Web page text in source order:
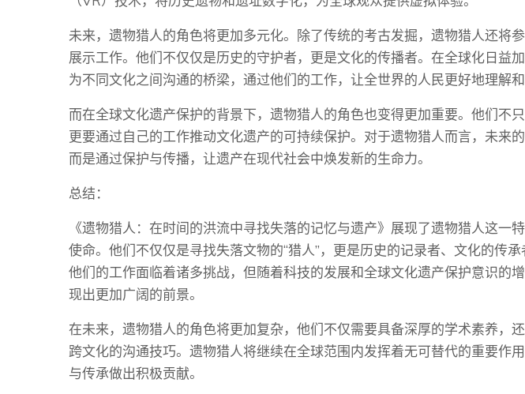
未来，遗物猎人的角色将更加多元化。除了传统的考古发掘，遗物猎人还将
展示工作。他们不仅仅是历史的守护者，更是文化的传播者。在全球化日益
为不同文化之间沟通的桥梁，通过他们的工作，让全世界的人民更好地理解
而在全球文化遗产保护的背景下，遗物猎人的角色也变得更加重要。他们不
更要通过自己的工作推动文化遗产的可持续保护。对于遗物猎人而言，未来
而是通过保护与传播，让遗产在现代社会中焕发新的生命力。
总结：
《遗物猎人：在时间的洪流中寻找失落的记忆与遗产》展现了遗物猎人这一
使命。他们不仅仅是寻找失落文物的“猎人”，更是历史的记录者、文化的传
他们的工作面临着诸多挑战，但随着科技的发展和全球文化遗产保护意识的
现出更加广阔的前景。
在未来，遗物猎人的角色将更加复杂，他们不仅需要具备深厚的学术素养，
跨文化的沟通技巧。遗物猎人将继续在全球范围内发挥着无可替代的重要作
与传承做出积极贡献。